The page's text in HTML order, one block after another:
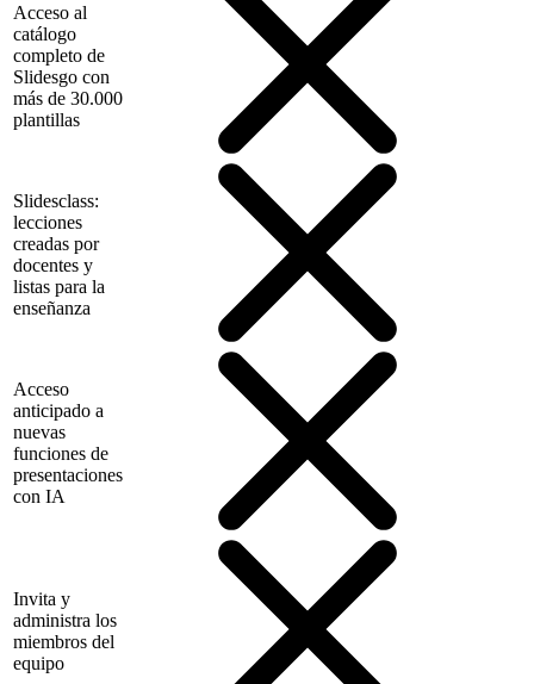
Acceso al
catálogo
completo de
Slidesgo con
más de 30.000
plantillas
Slidesclass:
lecciones
creadas por
docentes y
listas para la
enseñanza
Acceso
anticipado a
nuevas
funciones de
presentaciones
con IA
Invita y
administra los
miembros del
equipo